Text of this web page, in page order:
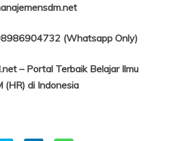
(Whatsapp Only)
– Portal Terbaik Belajar Ilmu
(HR) di Indonesia